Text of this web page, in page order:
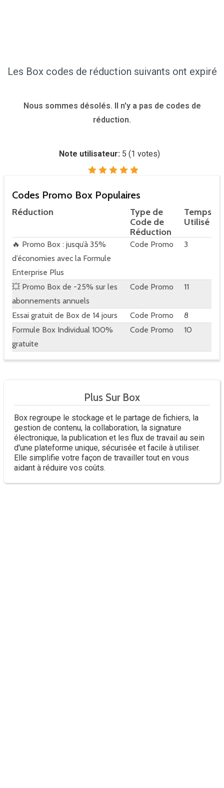
Les Box codes de réduction suivants ont expiré
Nous sommes désolés. Il n'y a pas de codes de
réduction.
Note utilisateur: 5 (1 votes)
Codes Promo Box Populaires
Réduction
Type de
Code de
Réduction
Temps
Utilisé
🔥 Promo Box : jusqu’à 35%
d’économies avec la Formule
Enterprise Plus
Code Promo 3
💥 Promo Box de -25% sur les
abonnements annuels
Code Promo 11
Essai gratuit de Box de 14 jours Code Promo
8
Formule Box Individual 100%
gratuite
Code Promo 10
Plus Sur Box
Box regroupe le stockage et le partage de fichiers, la
gestion de contenu, la collaboration, la signature
électronique, la publication et les flux de travail au sein
d'une plateforme unique, sécurisée et facile à utiliser.
Elle simplifie votre façon de travailler tout en vous
aidant à réduire vos coûts.